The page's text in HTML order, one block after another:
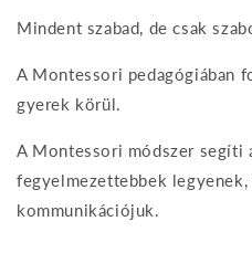
Mindent szabad, de csak
A Montessori pedagógiában
gyerek körül.
A Montessori módszer segíti
fegyelmezettebbek
kommunikációjuk.